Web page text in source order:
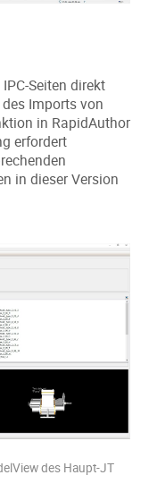
Seiten direkt
Imports von
in RapidAuthor
erfordert
in dieser Version
des Haupt-JT